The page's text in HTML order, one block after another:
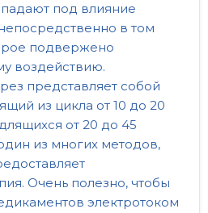
под влияние
в том
подвержено
воздействию.
представляет собой
из цикла от 10 до 20
от 20 до 45
из многих методов,
Очень полезно, чтобы
электротоком